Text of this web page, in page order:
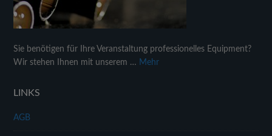
Sie benötigen für Ihre Veranstaltung professionelles Equipment?
Wir stehen Ihnen mit unserem … Mehr
LINKS
AGB